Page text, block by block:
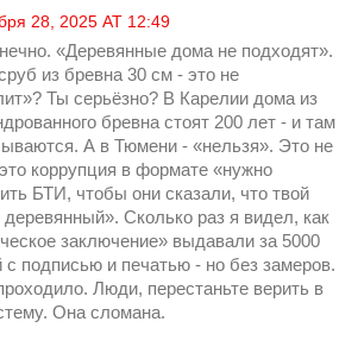
28, 2025 AT 12:49
«Деревянные дома не подходят».
из бревна 30 см - это не
Ты серьёзно? В Карелии дома из
бревна стоят 200 лет - и там
А в Тюмени - «нельзя». Это не
коррупция в формате «нужно
БТИ, чтобы они сказали, что твой
Сколько раз я видел, как
заключение» выдавали за 5000
с подписью и печатью - но без замеров.
Люди, перестаньте верить в
Она сломана.